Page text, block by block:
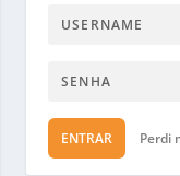
ENTRAR Perdi